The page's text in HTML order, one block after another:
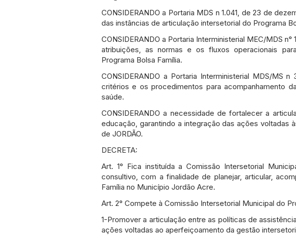
CONSIDERANDO a Portaria MDS n 1.041, de 23 de
das instâncias de articulação intersetorial do Programa
CONSIDERANDO a Portaria Interministerial MEC/MDS
atribuições, as normas e os fluxos operacionais
Programa Bolsa Família.
CONSIDERANDO a Portaria Interministerial MDS/
critérios e os procedimentos para acompanhamento
saúde.
CONSIDERANDO a necessidade de fortalecer a
educação, garantindo a integração das ações voltadas
de JORDÃO.
DECRETA:
Art. 1° Fica instituída a Comissão Intersetorial
consultivo, com a finalidade de planejar, articular,
Família no Município Jordão Acre.
Art. 2° Compete à Comissão Intersetorial Municipal do
1-Promover a articulação entre as políticas de
ações voltadas ao aperfeiçoamento da gestão